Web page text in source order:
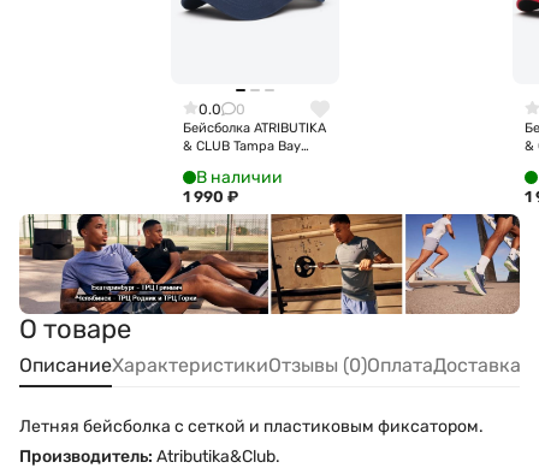
0.0 0
Бейсболка ATRIBUTIKA
& CLUB Tampa Bay
31137
В наличии
1 990 ₽
&
1
О товаре
ОписаниеХарактеристикиОтзывы (0)ОплатаДоставка
Летняя бейсболка с сеткой и пластиковым фиксатором.
Производитель: Atributika&Club.